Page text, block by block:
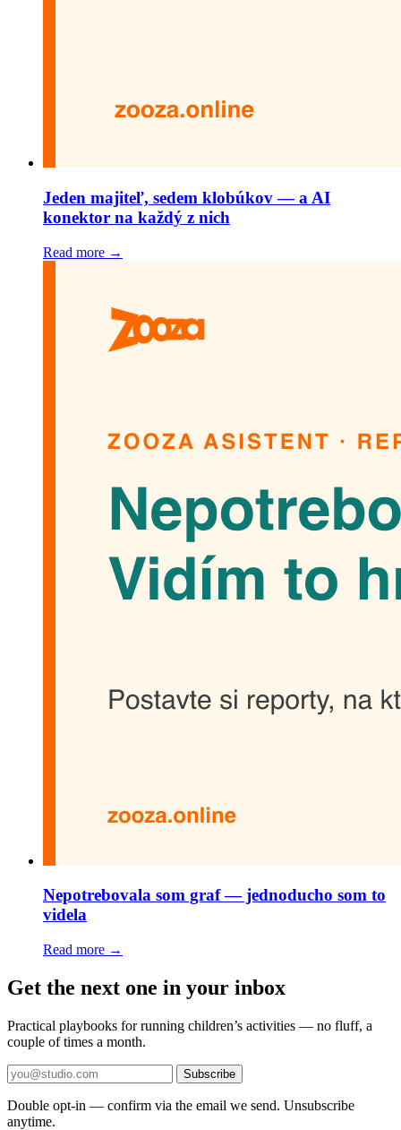
Jeden majiteľ, sedem klobúkov — a AI
konektor na každý z nich
Read more →
Nepotrebovala som graf — jednoducho som to
videla
Read more →
Get the next one in your inbox
Practical playbooks for running children’s activities — no fluff, a
couple of times a month.
Subscribe
Double opt-in — confirm via the email we send. Unsubscribe
anytime.